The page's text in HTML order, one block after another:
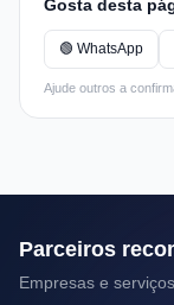
Gosta desta
🟢 WhatsApp
Ajude outros a
Parceiros
Empresas e